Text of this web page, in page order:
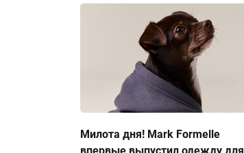
Милота дня! Mark Formelle